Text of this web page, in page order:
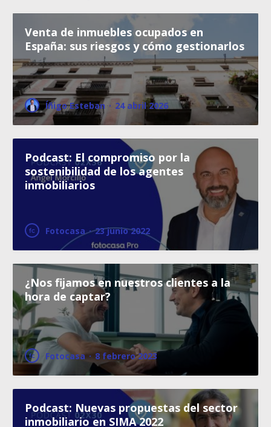
Venta de inmuebles ocupados en
España: sus riesgos y cómo gestionarlos
Íñigo Esteban · 24 abril 2026
Podcast: El compromiso por la
sostenibilidad de los agentes
inmobiliarios
Fotocasa · 23 junio 2022
¿Nos fijamos en nuestros clientes a la
hora de captar?
Fotocasa · 8 febrero 2023
Podcast: Nuevas propuestas del sector
inmobiliario en SIMA 2022